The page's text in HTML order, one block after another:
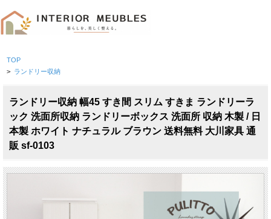
TOP
> ランドリー収納
ランドリー収納 幅45 すき間 スリム すきま ランドリーラ
ック 洗面所収納 ランドリーボックス 洗面所 収納 木製 / 日
本製 ホワイト ナチュラル ブラウン 送料無料 大川家具 通
販 sf-0103